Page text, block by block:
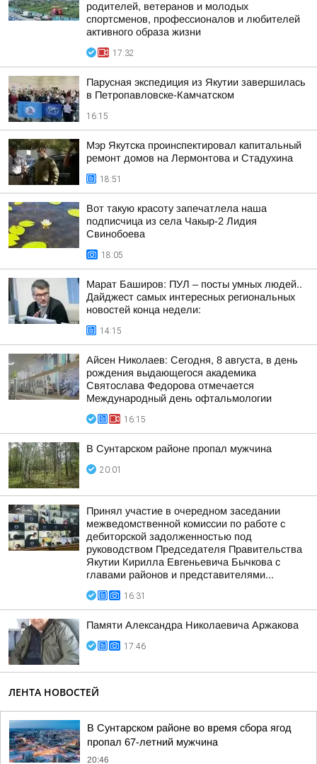
родителей, ветеранов и молодых
спортсменов, профессионалов и любителей
активного образа жизни
17:32
Парусная экспедиция из Якутии завершилась
в Петропавловске-Камчатском
16:15
Мэр Якутска проинспектировал капитальный
ремонт домов на Лермонтова и Стадухина
18:51
Вот такую красоту запечатлела наша
подписчица из села Чакыр-2 Лидия
Свинобоева
18:05
Марат Баширов: ПУЛ – посты умных людей..
Дайджест самых интересных региональных
новостей конца недели:
14:15
Айсен Николаев: Сегодня, 8 августа, в день
рождения выдающегося академика
Святослава Федорова отмечается
Международный день офтальмологии
16:15
В Сунтарском районе пропал мужчина
20:01
Принял участие в очередном заседании
межведомственной комиссии по работе с
дебиторской задолженностью под
руководством Председателя Правительства
Якутии Кирилла Евгеньевича Бычкова с
главами районов и представителями...
16:31
Памяти Александра Николаевича Аржакова
17:46
ЛЕНТА НОВОСТЕЙ
В Сунтарском районе во время сбора ягод
пропал 67-летний мужчина
20:46